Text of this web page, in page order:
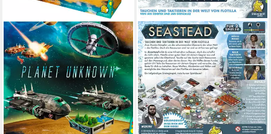
PEGASUS SPIELE
Spiel Seastead
ab 23,40 €
in 4-5 Werktagen bei dir